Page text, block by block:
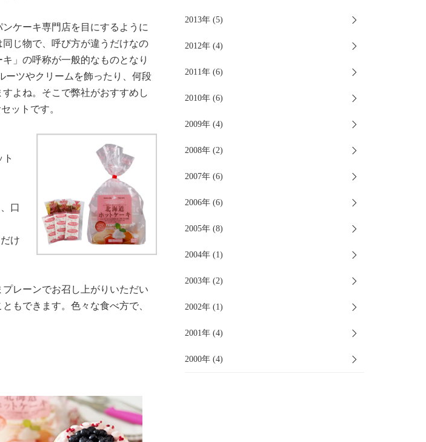
ケーキ専門店を目にするように
じ物で、呼び方が違うだけなの
」の呼称が一般的なものとなり
ーツやクリームを飾ったり、何段
よね。そこで弊社がおすすめし
ットです。
口
け
レーンでお召し上がりいただい
もできます。色々な食べ方で、
2013年 (5)
2012年 (4)
2011年 (6)
2010年 (6)
2009年 (4)
2008年 (2)
2007年 (6)
2006年 (6)
2005年 (8)
2004年 (1)
2003年 (2)
2002年 (1)
2001年 (4)
2000年 (4)